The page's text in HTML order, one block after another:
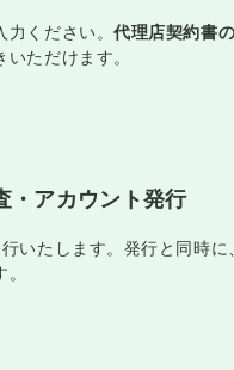
力ください。代理店契約書
ただけます。
・アカウント発行
いたします。発行と同時に